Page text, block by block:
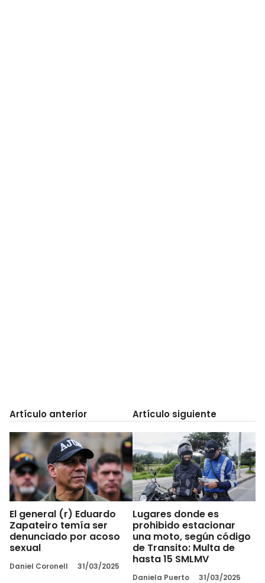
Artículo anterior
El general (r) Eduardo
Zapateiro temía ser
denunciado por acoso
sexual
Daniel Coronell 31/03/2025
Artículo siguiente
Lugares donde es
prohibido estacionar
una moto, según código
de Transito: Multa de
hasta 15 SMLMV
Daniela Puerto 31/03/2025